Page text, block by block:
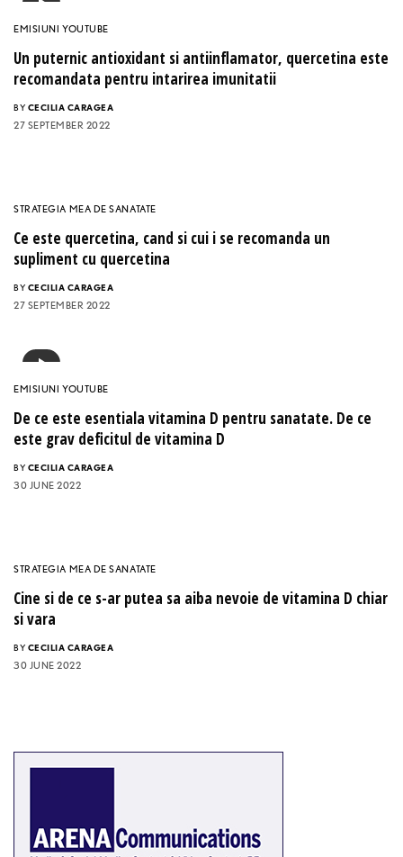
EMISIUNI YOUTUBE
Un puternic antioxidant si antiinflamator, quercetina este
recomandata pentru intarirea imunitatii
BY CECILIA CARAGEA
27 SEPTEMBER 2022
STRATEGIA MEA DE SANATATE
Ce este quercetina, cand si cui i se recomanda un
supliment cu quercetina
BY CECILIA CARAGEA
27 SEPTEMBER 2022
EMISIUNI YOUTUBE
De ce este esentiala vitamina D pentru sanatate. De ce
este grav deficitul de vitamina D
BY CECILIA CARAGEA
30 JUNE 2022
STRATEGIA MEA DE SANATATE
Cine si de ce s-ar putea sa aiba nevoie de vitamina D chiar
si vara
BY CECILIA CARAGEA
30 JUNE 2022